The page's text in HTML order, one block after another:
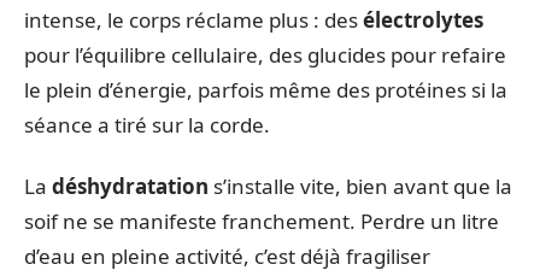
intense, le corps réclame plus : desélectrolytes
pour l’équilibre cellulaire, des glucides pour refaire
le plein d’énergie, parfois même des protéines si la
séance a tiré sur la corde.
La déshydratation s’installe vite, bien avant que la
soif ne se manifeste franchement. Perdre un litre
d’eau en pleine activité, c’est déjà fragiliser